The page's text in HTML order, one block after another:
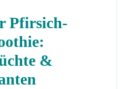
Pfirsich-
&